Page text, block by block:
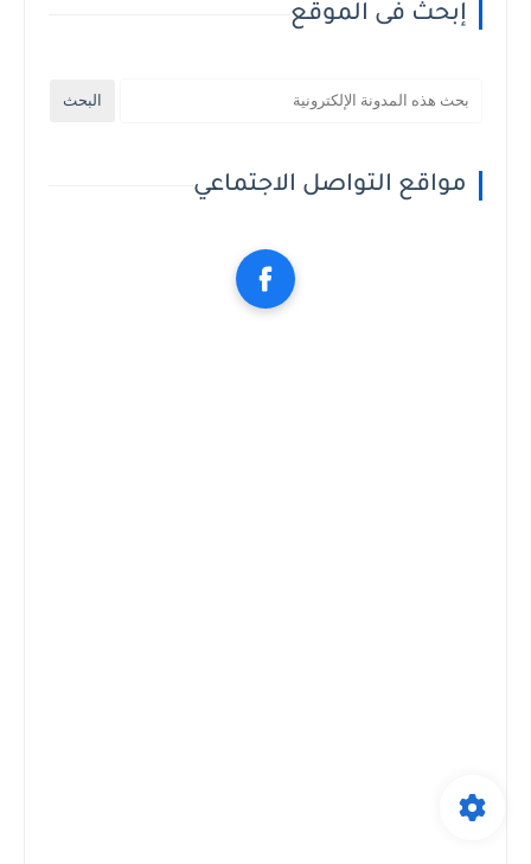
إبحث فى الموقع
مواقع التواصل الاجتماعي